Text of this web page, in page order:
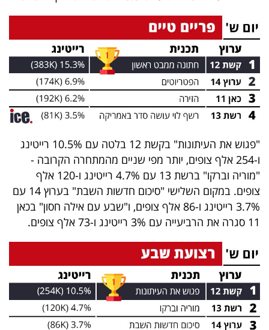
אדום
פרסמו
באייס
עקבו
אחרינו:
"פגוש את העיתונות" בקשת 12 בלטה עם 10.5% רייטינג
ו-254 אלף צופים, יותר מפי שניים מהמתחרה הקרובה -
"מוריה וברקו" ברשת 13 עם 4.7% רייטינג ו-120 אלף
צופים. במקום השלישי "סיכום חדשות השבת" בערוץ 14 עם
3.7% רייטינג ו-86 אלף צופים, ו"שבע עם אילה חסון" בכאן
11 סגרה את הרביעייה עם 3% רייטינג ו-73 אלף צופים.